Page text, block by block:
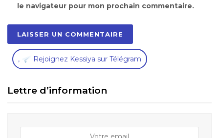
le navigateur pour mon prochain commentaire.
, Rejoignez Kessiya sur Télégram
Lettre d’information